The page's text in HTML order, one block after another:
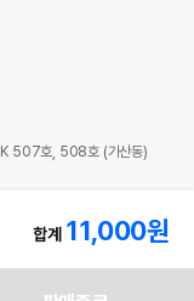
합계 11,000원
507호, 508호 (가산동)